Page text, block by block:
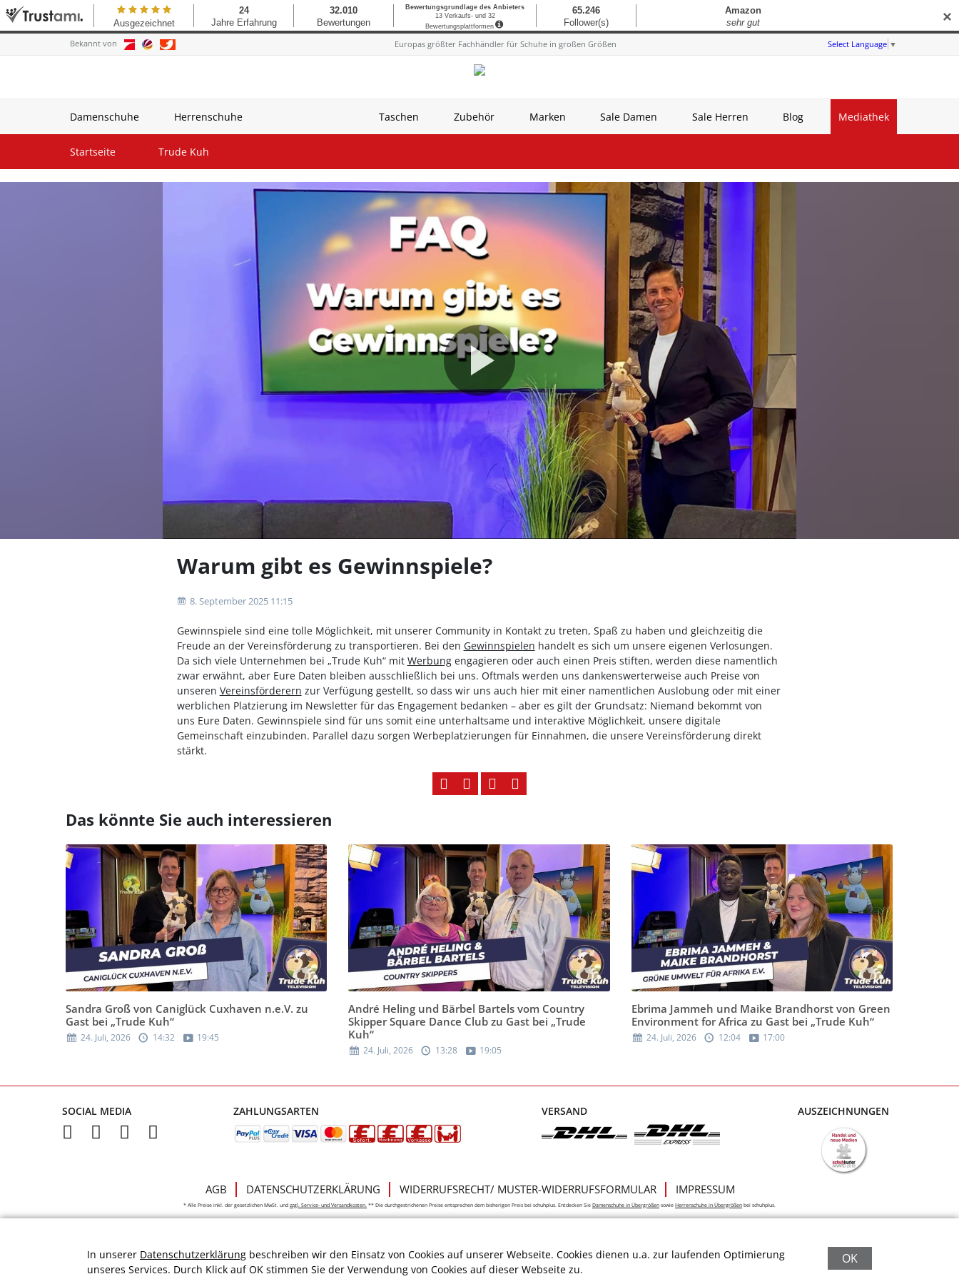
Bekannt von Europas größter Fachhändler für Schuhe in großen Größen Select Language ▼
Damenschuhe Herrenschuhe Taschen Zubehör Marken Sale Damen Sale Herren Blog Mediathek
Startseite Trude Kuh
Video
abspielen
Warum gibt es Gewinnspiele?
8. September 2025 11:15
Gewinnspiele sind eine tolle Möglichkeit, mit unserer Community in Kontakt zu treten, Spaß zu haben und gleichzeitig die
Freude an der Vereinsförderung zu transportieren. Bei den Gewinnspielen handelt es sich um unsere eigenen Verlosungen.
Da sich viele Unternehmen bei „Trude Kuh“ mit Werbungengagieren oder auch einen Preis stiften, werden diese namentlich
zwar erwähnt, aber Eure Daten bleiben ausschließlich bei uns. Oftmals werden uns dankenswerterweise auch Preise von
unseren Vereinsförderern zur Verfügung gestellt, so dass wir uns auch hier mit einer namentlichen Auslobung oder mit einer
werblichen Platzierung im Newsletter für das Engagement bedanken – aber es gilt der Grundsatz: Niemand bekommt von
uns Eure Daten. Gewinnspiele sind für uns somit eine unterhaltsame und interaktive Möglichkeit, unsere digitale
Gemeinschaft einzubinden. Parallel dazu sorgen Werbeplatzierungen für Einnahmen, die unsere Vereinsförderung direkt
stärkt.
Das könnte Sie auch interessieren
Sandra Groß von Caniglück Cuxhaven n.e.V. zu
Gast bei „Trude Kuh“
24. Juli, 2026 14:32 19:45
André Heling und Bärbel Bartels vom Country
Skipper Square Dance Club zu Gast bei „Trude
Kuh“
24. Juli, 2026 13:28 19:05
Ebrima Jammeh und Maike Brandhorst von Green
Environment for Africa zu Gast bei „Trude Kuh“
24. Juli, 2026 12:04 17:00
SOCIAL MEDIA ZAHLUNGSARTEN VERSAND AUSZEICHNUNGEN
AGB DATENSCHUTZERKLÄRUNG WIDERRUFSRECHT/ MUSTER-WIDERRUFSFORMULAR IMPRESSUM
* Alle Preise inkl. der gesetzlichen MwSt. und zzgl. Service- und Versandkosten. ** Die durchgestrichenen Preise entsprechen dem bisherigen Preis bei schuhplus. Entdecken Sie Damenschuhe in Übergrößen sowie Herrenschuhe in Übergrößen bei schuhplus.
In unserer Datenschutzerklärung beschreiben wir den Einsatz von Cookies auf unserer Webseite. Cookies dienen u.a. zur laufenden Optimierung
unseres Services. Durch Klick auf OK stimmen Sie der Verwendung von Cookies auf dieser Webseite zu.
OK
✕